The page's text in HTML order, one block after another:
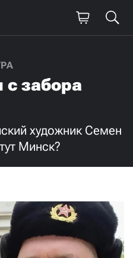
с забора
художник Семен
Минск?